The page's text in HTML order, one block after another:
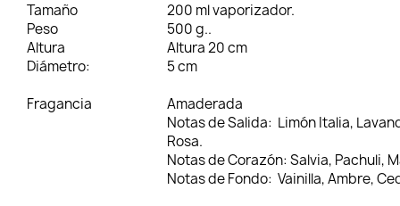
Tamaño
200 ml vaporizador.
Peso
500 g..
Altura
Altura 20 cm
Diámetro:
5 cm
Fragancia
Amaderada
Notas de Salida: Limón Italia,
Rosa.
Notas de Corazón: Salvia, Pachuli,
Notas de Fondo: Vainilla, Ambre,